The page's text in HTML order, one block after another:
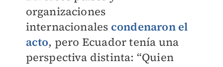
organizaciones
internacionales condenaron el
acto, pero Ecuador tenía una
perspectiva distinta: “Quien